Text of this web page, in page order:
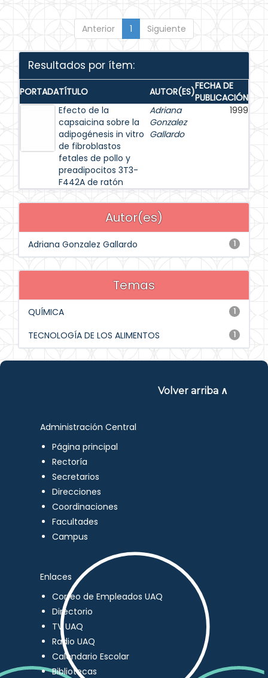
Anterior 1 Siguiente
Resultados por ítem:
PORTADATÍTULO AUTOR(ES)FECHA DE
PUBLICACIÓN
Efecto de la
capsaicina sobre la
adipogénesis in vitro
de fibroblastos
fetales de pollo y
preadipocitos 3T3-
F442A de ratón
Adriana
Gonzalez
Gallardo
1999
Autor(es)
1
Adriana Gonzalez Gallardo
Temas
1
QUÍMICA
1
TECNOLOGÍA DE LOS ALIMENTOS
Volver arriba ∧
Administración Central
Página principal
Rectoría
Secretarios
Direcciones
Coordinaciones
Facultades
Campus
Enlaces
Correo de Empleados UAQ
Directorio
TV UAQ
Radio UAQ
Calendario Escolar
Bibliotecas